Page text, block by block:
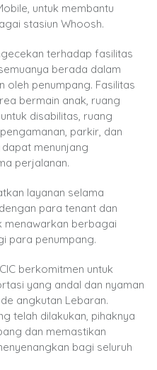
untuk membantu
stasiun Whoosh.
terhadap fasilitas
berada dalam
oleh penumpang. Fasilitas
bermain anak, ruang
disabilitas, ruang
parkir, dan
menunjang
perjalanan.
layanan selama
para tenant dan
menawarkan berbagai
para penumpang.
berkomitmen untuk
yang andal dan nyaman
angkutan Lebaran.
telah dilakukan, pihaknya
dan memastikan
bagi seluruh